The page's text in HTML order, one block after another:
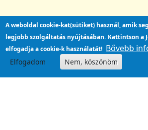
A weboldal cookie-kat(sütiket) használ, amik
legjobb szolgáltatás nyújtásában. Kattintson a
elfogadja a cookie-k használatát! Bővebb
Elfogadom Nem, köszönöm